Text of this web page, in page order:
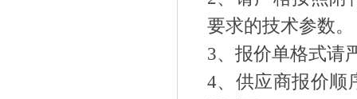
要求的技术参数。
3、报价单格式请
4、供应商报价顺